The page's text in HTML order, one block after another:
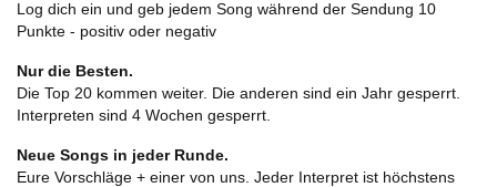
Log dich ein und geb jedem Song während der Sendung 10
Punkte - positiv oder negativ
Nur die Besten.
Die Top 20 kommen weiter. Die anderen sind ein Jahr gesperrt.
Interpreten sind 4 Wochen gesperrt.
Neue Songs in jeder Runde.
Eure Vorschläge + einer von uns. Jeder Interpret ist höchstens